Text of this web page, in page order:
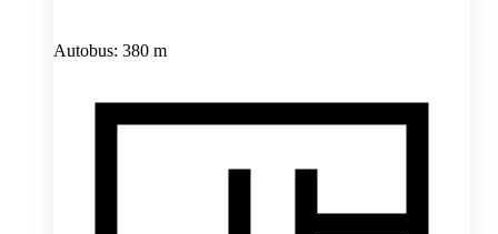
Autobus: 380 m